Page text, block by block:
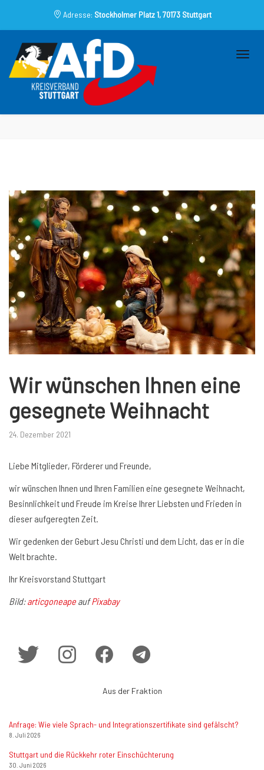
Adresse: Stockholmer Platz 1, 70173 Stuttgart
Wir wünschen Ihnen eine
gesegnete Weihnacht
24. Dezember 2021
Liebe Mitglieder, Förderer und Freunde,
wir wünschen Ihnen und Ihren Familien eine gesegnete Weihnacht,
Besinnlichkeit und Freude im Kreise Ihrer Liebsten und Frieden in
dieser aufgeregten Zeit.
Wir gedenken der Geburt Jesu Christi und dem Licht, das er in die
Welt brachte.
Ihr Kreisvorstand Stuttgart
Bild:articgoneape aufPixabay
Aus der Fraktion
Anfrage: Wie viele Sprach- und Integrationszertifikate sind gefälscht?
8. Juli 2026
Stuttgart und die Rückkehr roter Einschüchterung
30. Juni 2026